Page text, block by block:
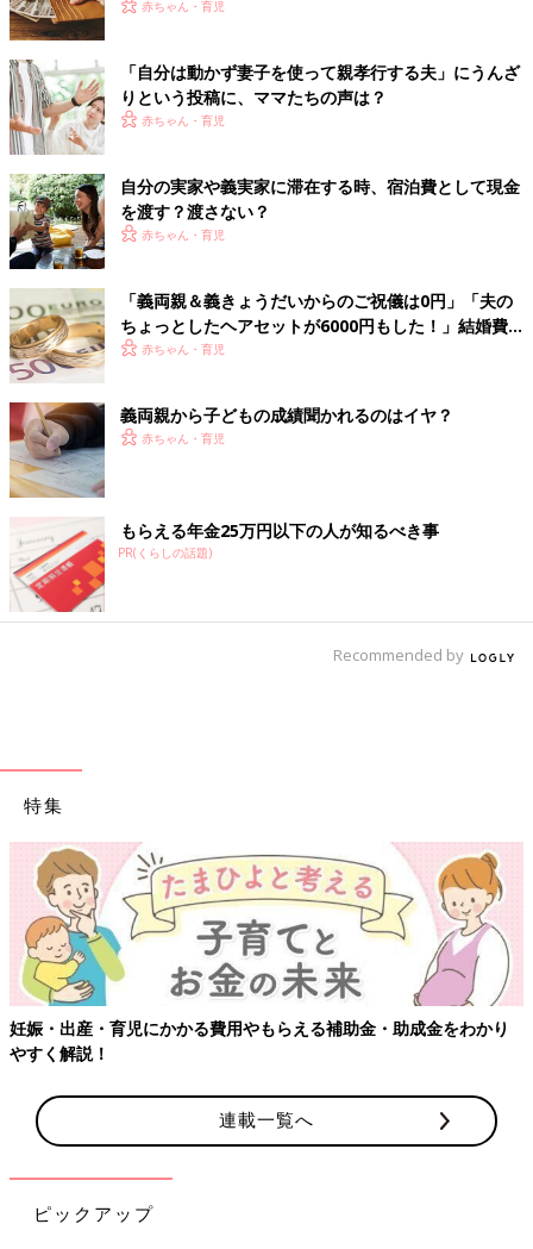
という複雑な声も…
赤ちゃん・育児
「自分は動かず妻子を使って親孝行する夫」にうんざ
りという投稿に、ママたちの声は？
赤ちゃん・育児
自分の実家や義実家に滞在する時、宿泊費として現金
を渡す？渡さない？
赤ちゃん・育児
「義両親＆義きょうだいからのご祝儀は0円」「夫の
ちょっとしたヘアセットが6000円もした！」結婚費
用で一番節約したモノは？モヤっとエピソードも！
赤ちゃん・育児
義両親から子どもの成績聞かれるのはイヤ？
赤ちゃん・育児
もらえる年金25万円以下の人が知るべき事
PR(くらしの話題)
Recommended by
特集
妊娠・出産・育児にかかる費用やもらえる補助金・助成金をわかり
やすく解説！
連載一覧へ
ピックアップ